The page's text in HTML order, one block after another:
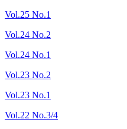
Vol.25 No.1
Vol.24 No.2
Vol.24 No.1
Vol.23 No.2
Vol.23 No.1
Vol.22 No.3/4